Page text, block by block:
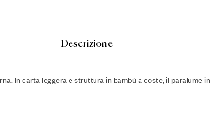
Descrizione
In carta leggera e struttura in bambù a coste, il paralume